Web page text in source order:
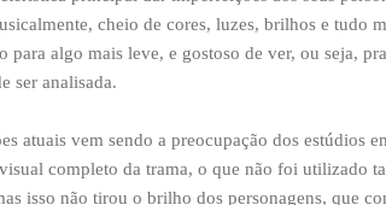
cheio de cores, luzes, brilhos e tudo
algo mais leve, e gostoso de ver, ou seja,
ser analisada.
atuais vem sendo a preocupação dos estúdios
completo da trama, o que não foi utilizado
isso não tirou o brilho dos personagens, que